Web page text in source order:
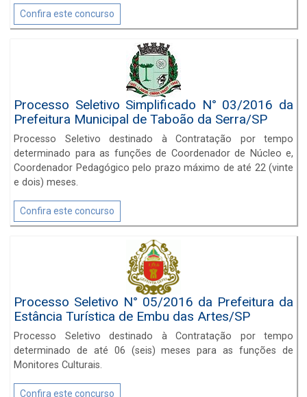
Entrevistador e Técnico Social para o Programa Família
Paulista, pelo regime jurídico da Consolidação das Leis do
Confira este concurso
Processo Seletivo Simplificado N° 03/2016 da
Prefeitura Municipal de Taboão da Serra/SP
Processo Seletivo destinado à Contratação por tempo
determinado para as funções de Coordenador de Núcleo e,
Coordenador Pedagógico pelo prazo máximo de até 22 (vinte
e dois) meses.
Confira este concurso
Processo Seletivo N° 05/2016 da Prefeitura da
Estância Turística de Embu das Artes/SP
Processo Seletivo destinado à Contratação por tempo
determinado de até 06 (seis) meses para as funções de
Monitores Culturais.
Confira este concurso